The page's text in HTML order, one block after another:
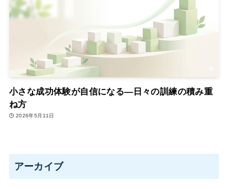
小さな成功体験が自信になる―日々の訓練の積み重
ね方
2026年5月11日
アーカイブ